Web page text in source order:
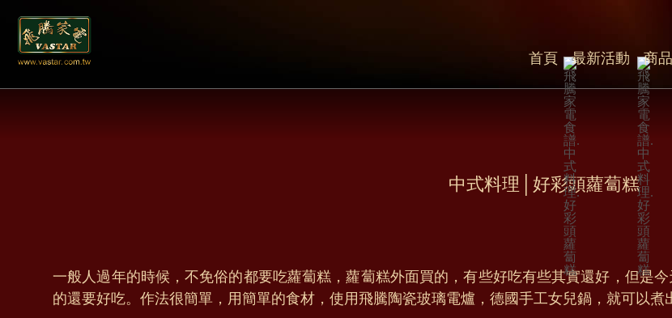
首頁 最新活動 商
中式料理│好彩頭蘿蔔糕
一般人過年的時候，不免俗的都要吃蘿蔔糕，蘿蔔糕外面買的，有些好吃有些其實還好，但是
的還要好吃。作法很簡單，用簡單的食材，使用飛騰陶瓷玻璃電爐，德國手工女兒鍋，就可以煮